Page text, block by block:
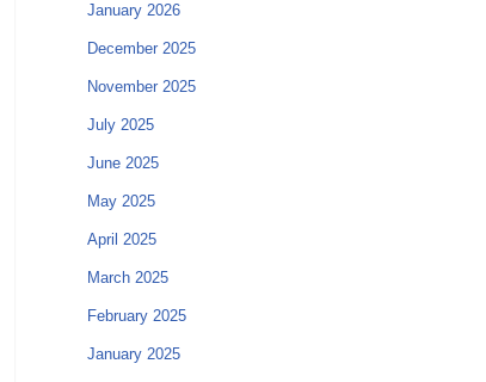
January 2026
December 2025
November 2025
July 2025
June 2025
May 2025
April 2025
March 2025
February 2025
January 2025